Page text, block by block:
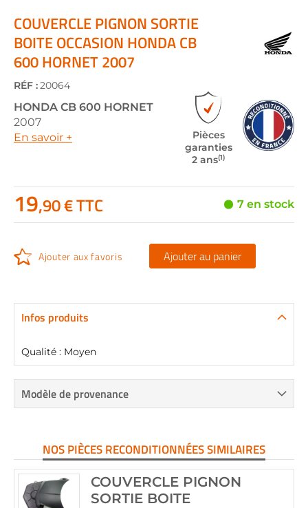
the
beginning
of
the
images
gallery
COUVERCLE PIGNON SORTIE
BOITE OCCASION HONDA CB
600 HORNET 2007
RÉF :20064
HONDA CB 600 HORNET
2007
En savoir +
Pièces
garanties
2 ans(1)
19,90 € TTC 7 en stock
Ajouter aux favoris Ajouter au panier
Infos produits
Qualité : Moyen
Modèle de provenance
NOS PIÈCES RECONDITIONNÉES SIMILAIRES
COUVERCLE PIGNON
SORTIE BOITE